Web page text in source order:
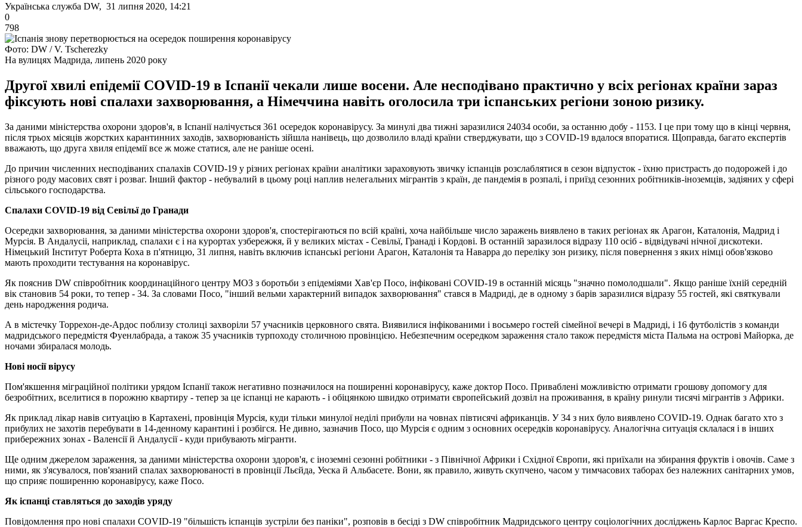
Українська служба DW, 31 липня 2020, 14:21
0
798
Фото: DW / V. Tscherezky
На вулицях Мадрида, липень 2020 року
Другої хвилі епідемії COVID-19 в Іспанії чекали лише восени. Але несподівано практично у всіх регіонах країни зараз
фіксують нові спалахи захворювання, а Німеччина навіть оголосила три іспанських регіони зоною ризику.
За даними міністерства охорони здоров'я, в Іспанії налічується 361 осередок коронавірусу. За минулі два тижні заразилися 24034 особи, за останню добу - 1153. І це при тому що в кінці червня,
після трьох місяців жорстких карантинних заходів, захворюваність зійшла нанівець, що дозволило владі країни стверджувати, що з COVID-19 вдалося впоратися. Щоправда, багато експертів
вважають, що друга хвиля епідемії все ж може статися, але не раніше осені.
До причин численних несподіваних спалахів COVID-19 у різних регіонах країни аналітики зараховують звичку іспанців розслаблятися в сезон відпусток - їхню пристрасть до подорожей і до
різного роду масових свят і розваг. Інший фактор - небувалий в цьому році наплив нелегальних мігрантів з країн, де пандемія в розпалі, і приїзд сезонних робітників-іноземців, задіяних у сфері
сільського господарства.
Спалахи COVID-19 від Севільї до Гранади
Осередки захворювання, за даними міністерства охорони здоров'я, спостерігаються по всій країні, хоча найбільше число заражень виявлено в таких регіонах як Арагон, Каталонія, Мадрид і
Мурсія. В Андалуcіі, наприклад, спалахи є і на курортах узбережжя, й у великих містах - Севільї, Гранаді і Кордові. В останній заразилося відразу 110 осіб - відвідувачі нічної дискотеки.
Німецький Інститут Роберта Коха в п'ятницю, 31 липня, навіть включив іспанські регіони Арагон, Каталонія та Наварра до переліку зон ризику, після повернення з яких німці обов'язково
мають проходити тестування на коронавірус.
Як пояснив DW співробітник координаційного центру МОЗ з боротьби з епідеміями Хав'єр Посо, інфіковані COVID-19 в останній місяць "значно помолодшали". Якщо раніше їхній середній
вік становив 54 роки, то тепер - 34. За словами Посо, "інший вельми характерний випадок захворювання" стався в Мадриді, де в одному з барів заразилися відразу 55 гостей, які святкували
день народження родича.
А в містечку Торрехон-де-Ардос поблизу столиці захворіли 57 учасників церковного свята. Виявилися інфікованими і восьмеро гостей сімейної вечері в Мадриді, і 16 футболістів з команди
мадридського передмістя Фуенлабрада, а також 35 учасників турпоходу столичною провінцією. Небезпечним осередком зараження стало також передмістя міста Пальма на острові Майорка, де
ночами збиралася молодь.
Нові носії вірусу
Пом'якшення міграційної політики урядом Іспанії також негативно позначилося на поширенні коронавірусу, каже доктор Посо. Приваблені можливістю отримати грошову допомогу для
безробітних, вселитися в порожню квартиру - тепер за це іспанці не карають - і обіцянкою швидко отримати європейський дозвіл на проживання, в країну ринули тисячі мігрантів з Африки.
Як приклад лікар навів ситуацію в Картахені, провінція Мурсія, куди тільки минулої неділі прибули на човнах півтисячі африканців. У 34 з них було виявлено COVID-19. Однак багато хто з
прибулих не захотів перебувати в 14-денному карантині і розбігся. Не дивно, зазначив Посо, що Мурсія є одним з основних осередків коронавірусу. Аналогічна ситуація склалася і в інших
прибережних зонах - Валенсії й Андалусії - куди прибувають мігранти.
Ще одним джерелом зараження, за даними міністерства охорони здоров'я, є іноземні сезонні робітники - з Північної Африки і Східної Європи, які приїхали на збирання фруктів і овочів. Саме з
ними, як з'ясувалося, пов'язаний спалах захворюваності в провінції Льєйда, Уеска й Альбасете. Вони, як правило, живуть скупчено, часом у тимчасових таборах без належних санітарних умов,
що сприяє поширенню коронавірусу, каже Посо.
Як іспанці ставляться до заходів уряду
Повідомлення про нові спалахи COVID-19 "більшість іспанців зустріли без паніки", розповів в бесіді з DW співробітник Мадридського центру соціологічних досліджень Карлос Варгас Креспо.